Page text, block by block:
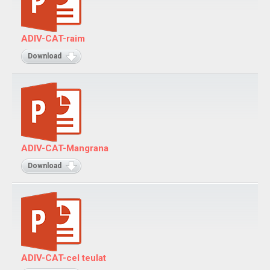
Adivinanzas
Cuentos
Trabalenguas
Vocabulario
Catalán
Adivinanzas
Cuentos
Trabalenguas
Juegos
Juegos de locomoción
Juegos sensoriales de adivinar
ADIV-CAT-raim
Download
ADIV-CAT-Mangrana
Download
ADIV-CAT-cel teulat